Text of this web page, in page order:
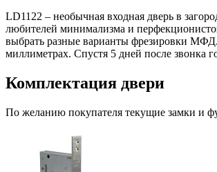
LD1122 – необычная входная дверь в
любителей минимализма и
выбрать разные варианты фрезировки МФД.
миллиметрах. Спустя 5 дней после звонка
Комплектация двери
По желанию покупателя текущие замки и